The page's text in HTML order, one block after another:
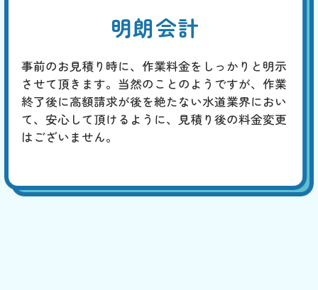
明朗会計
事前のお見積り時に、作業料金をしっかりと明示
させて頂きます。当然のことのようですが、作業
終了後に高額請求が後を絶たない水道業界におい
て、安心して頂けるように、見積り後の料金変更
はございません。